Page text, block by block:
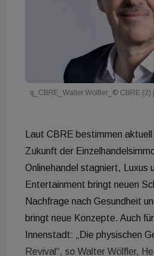
q_CBRE_Walter Wölfler_© CBRE
Laut CBRE bestimmen
Zukunft der
Onlinehandel stagniert, Luxus
Entertainment bringt neuen
Nachfrage nach Gesundheit
bringt neue Konzepte. Auch
Innenstadt: „Die physischen
Revival“, so Walter Wölfler,